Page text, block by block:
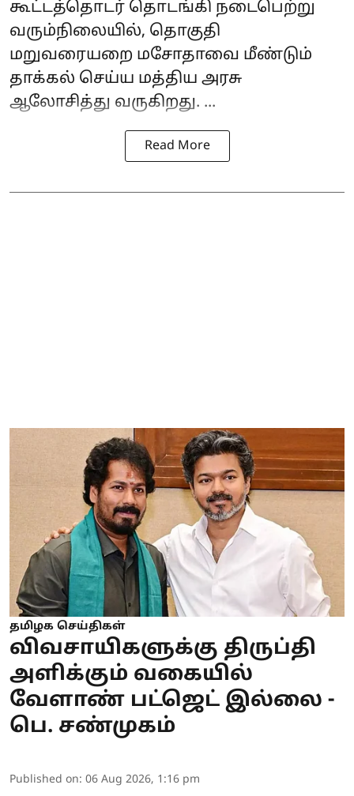
கூட்டத்தொடர் தொடங்கி நடைபெற்று
வரும்நிலையில், தொகுதி
மறுவரையறை மசோதாவை மீண்டும்
தாக்கல் செய்ய மத்திய அரசு
ஆலோசித்து வருகிறது. ...
Read More
தமிழக செய்திகள்
விவசாயிகளுக்கு திருப்தி
அளிக்கும் வகையில்
வேளாண் பட்ஜெட் இல்லை -
பெ. சண்முகம்
Published on: 06 Aug 2026, 1:16 pm